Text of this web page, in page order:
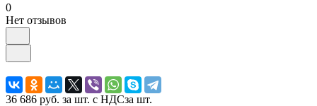
0
Нет отзывов
36 686 руб. за шт. с НДСза шт.